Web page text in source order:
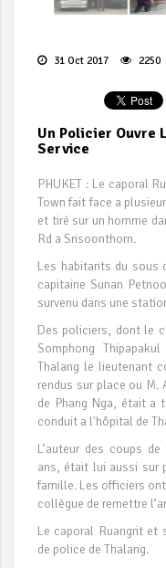
31 Oct 2017 2250
Un Policier Ouvre
Service
PHUKET : Le caporal
Town fait face a
et tiré sur un homme
Rd a Srisoonthorn.
Les habitants du sous
capitaine Sunan
survenu dans une
Des policiers, dont le
Somphong
Thalang le lieutenant
rendus sur place ou M.
de Phang Nga, était a
conduit a l'hôpital de
L’auteur des coups
ans, était lui aussi sur
famille. Les officiers
collègue de remettre
Le caporal Ruangrit et
de police de Thalang.